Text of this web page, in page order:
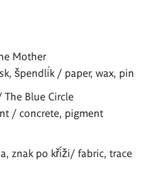
Mother
špendlík / paper, wax, pin
Blue Circle
/ concrete, pigment
znak po kříži/ fabric, trace